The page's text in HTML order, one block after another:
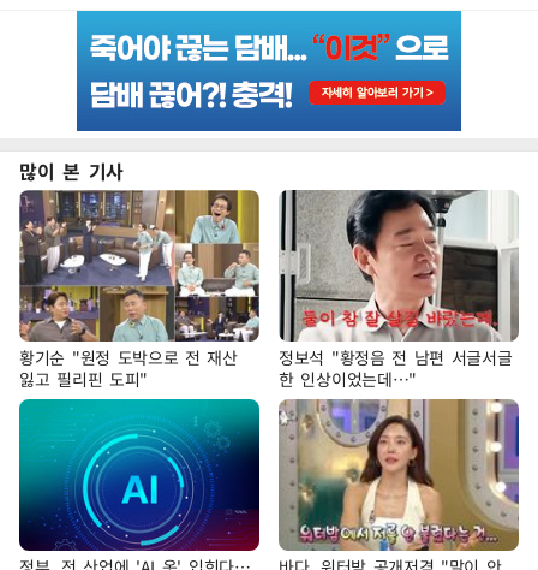
많이 본 기사
황기순 "원정 도박으로 전 재산
잃고 필리핀 도피"
정보석 "황정음 전 남편 서글서글
한 인상이었는데…"